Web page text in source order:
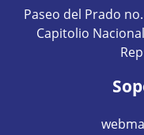
Paseo del Prado
Capitolio